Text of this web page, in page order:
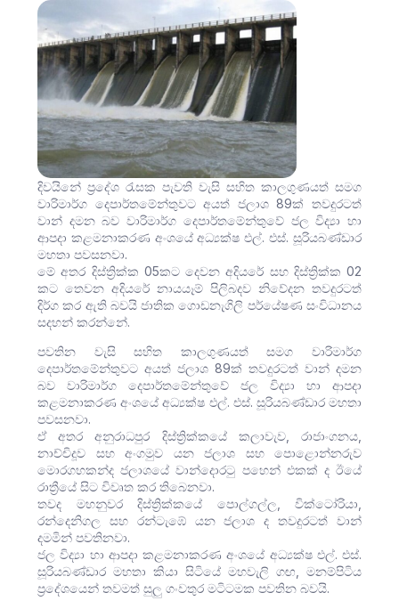
දිවයිනේ ප්‍රදේශ රැසක පැවති වැසි සහිත කාලගුණයත් සමග
වාරිමාර්ග දෙපාර්තමේන්තුවට අයත් ජලාශ 89ක් තවදුරටත්
වාන් දමන බව වාරිමාර්ග දෙපාර්තමේන්තුවේ ජල විද්‍යා හා
ආපදා කළමනාකරණ අංශයේ අධ්‍යක්ෂ එල්. එස්. සූරියබණ්ඩාර
මහතා පවසනවා.
මේ අතර දිස්ත්‍රික්ක 05කට දෙවන අදියරේ සහ දිස්ත්‍රික්ක 02
කට තෙවන අදියරේ නායයෑම් පිලිබදව නිවේදන තවදුරටත්
දිර්ග කර ඇති බවයි ජාතික ගොඩනැගිලි පර්යේෂණ සංවිධානය
සදහන් කරන්නේ.
පවතින වැසි සහිත කාලගුණයත් සමග වාරිමාර්ග
දෙපාර්තමේන්තුවට අයත් ජලාශ 89ක් තවදුරටත් වාන් දමන
බව වාරිමාර්ග දෙපාර්තමේන්තුවේ ජල විද්‍යා හා ආපදා
කළමනාකරණ අංශයේ අධ්‍යක්ෂ එල්. එස්. සූරියබණ්ඩාර මහතා
පවසනවා.
ඒ අතර අනුරාධපුර දිස්ත්‍රික්කයේ කලාවැව, රාජාංගනය,
නාච්චිදූව සහ අංගමුව යන ජලාශ සහ පොළොන්නරුව
මොරගහකන්ද ජලාශයේ වාන්දොරටු පහෙන් එකක් ද ඊයේ
රාත්‍රීයේ සිට විවෘත කර තිබෙනවා.
තවද මහනුවර දිස්ත්‍රික්කයේ පොල්ගල්ල, වික්ටෝරියා,
රන්දෙනිගල සහ රන්ටැඹේ යන ජලාශ ද තවදුරටත් වාන්
දමමින් පවතිනවා.
ජල විද්‍යා හා ආපදා කළමනාකරණ අංශයේ අධ්‍යක්ෂ එල්. එස්.
සූරියබණ්ඩාර මහතා කියා සිටියේ මහවැලි ගඟ, මනම්පිටිය
ප්‍රදේශයෙන් තවමත් සුලු ගංවතුර මටිටමක පවතින බවයි.